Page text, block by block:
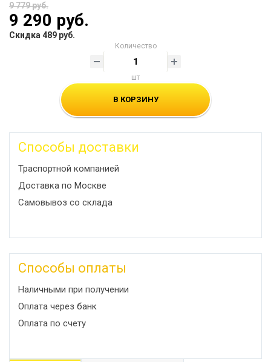
9 779 руб.
9 290 руб.
Скидка 489 руб.
Количество
шт
В КОРЗИНУ
Способы доставки
Траспортной компанией
Доставка по Москве
Самовывоз со склада
Способы оплаты
Наличными при получении
Оплата через банк
Оплата по счету